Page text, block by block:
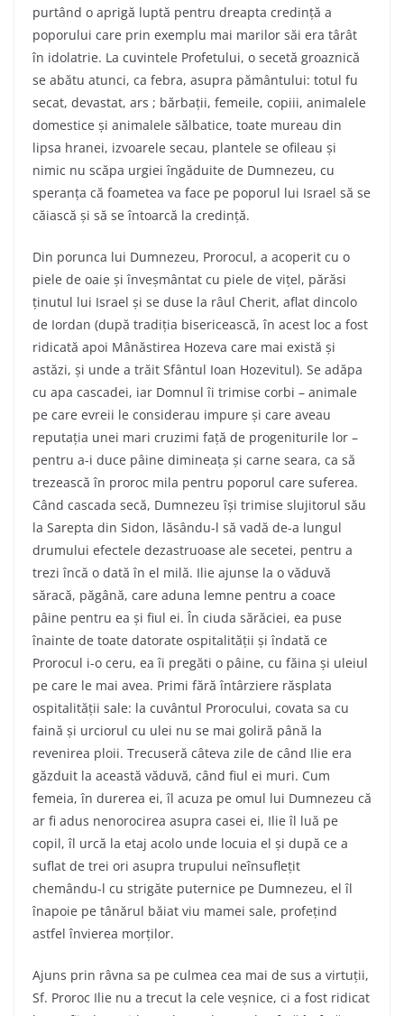
purtând o aprigă luptă pentru dreapta credință a
poporului care prin exemplu mai marilor săi era târât
în idolatrie. La cuvintele Profetului, o secetă groaznică
se abătu atunci, ca febra, asupra pământului: totul fu
secat, devastat, ars ; bărbații, femeile, copiii, animalele
domestice și animalele sălbatice, toate mureau din
lipsa hranei, izvoarele secau, plantele se ofileau și
nimic nu scăpa urgiei îngăduite de Dumnezeu, cu
speranța că foametea va face pe poporul lui Israel să se
căiască și să se întoarcă la credință.
Din porunca lui Dumnezeu, Prorocul, a acoperit cu o
piele de oaie și înveșmântat cu piele de vițel, părăsi
ținutul lui Israel și se duse la râul Cherit, aflat dincolo
de Iordan (după tradiția bisericească, în acest loc a fost
ridicată apoi Mânăstirea Hozeva care mai există și
astăzi, și unde a trăit Sfântul Ioan Hozevitul). Se adăpa
cu apa cascadei, iar Domnul îi trimise corbi – animale
pe care evreii le considerau impure și care aveau
reputația unei mari cruzimi față de progeniturile lor –
pentru a-i duce pâine dimineața și carne seara, ca să
trezească în proroc mila pentru poporul care suferea.
Când cascada secă, Dumnezeu își trimise slujitorul său
la Sarepta din Sidon, lăsându-l să vadă de-a lungul
drumului efectele dezastruoase ale secetei, pentru a
trezi încă o dată în el milă. Ilie ajunse la o văduvă
săracă, păgână, care aduna lemne pentru a coace
pâine pentru ea și fiul ei. În ciuda sărăciei, ea puse
înainte de toate datorate ospitalității și îndată ce
Prorocul i-o ceru, ea îi pregăti o pâine, cu făina și uleiul
pe care le mai avea. Primi fără întârziere răsplata
ospitalității sale: la cuvântul Prorocului, covata sa cu
faină și urciorul cu ulei nu se mai goliră până la
revenirea ploii. Trecuseră câteva zile de când Ilie era
găzduit la această văduvă, când fiul ei muri. Cum
femeia, în durerea ei, îl acuza pe omul lui Dumnezeu că
ar fi adus nenorocirea asupra casei ei, Ilie îl luă pe
copil, îl urcă la etaj acolo unde locuia el și după ce a
suflat de trei ori asupra trupului neînsuflețit
chemându-l cu strigăte puternice pe Dumnezeu, el îl
înapoie pe tânărul băiat viu mamei sale, profețind
astfel învierea morților.
Ajuns prin râvna sa pe culmea cea mai de sus a virtuții,
Sf. Proroc Ilie nu a trecut la cele veșnice, ci a fost ridicat